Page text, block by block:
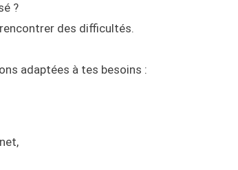
?
des difficultés.
adaptées à tes besoins :